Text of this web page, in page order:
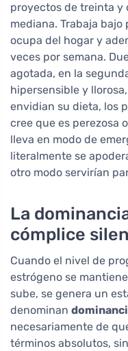
proyectos de treinta y
mediana. Trabaja bajo
ocupa del hogar y
veces por semana.
agotada, en la
hipersensible y
envidian su dieta, los
cree que es perezosa
lleva en modo de
literalmente se
otro modo servirían
La
cómplice
Cuando el nivel de
estrógeno se
sube, se genera un
denominan
necesariamente de
términos absolutos,